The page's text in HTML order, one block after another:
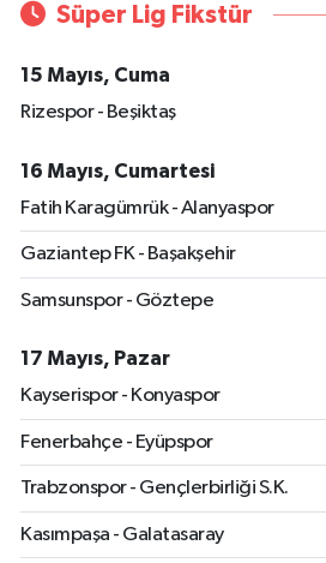
Süper Lig Fikstür
15 Mayıs, Cuma
Rizespor - Beşiktaş
16 Mayıs, Cumartesi
Fatih Karagümrük - Alanyaspor
Gaziantep FK - Başakşehir
Samsunspor - Göztepe
17 Mayıs, Pazar
Kayserispor - Konyaspor
Fenerbahçe - Eyüpspor
Trabzonspor - Gençlerbirliği S.K.
Kasımpaşa - Galatasaray